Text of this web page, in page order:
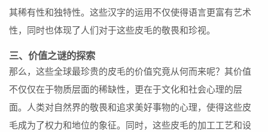
其稀有性和独特性。这些汉字的运用不仅使得语言更富有艺术
性，同时也体现了人们对于这些皮毛的敬畏和珍视。
三、价值之谜的探索
那么，这些全球最珍贵的皮毛的价值究竟从何而来呢？其价值
不仅仅在于物质层面的稀缺性，更在于文化和社会心理的层
面。人类对自然界的敬畏和追求美好事物的心理，使得这些皮
毛成为了权力和地位的象征。同时，这些皮毛的加工工艺和设